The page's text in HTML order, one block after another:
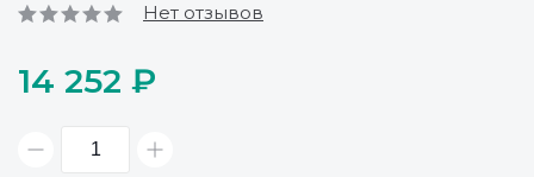
Нет отзывов
14 252 ₽